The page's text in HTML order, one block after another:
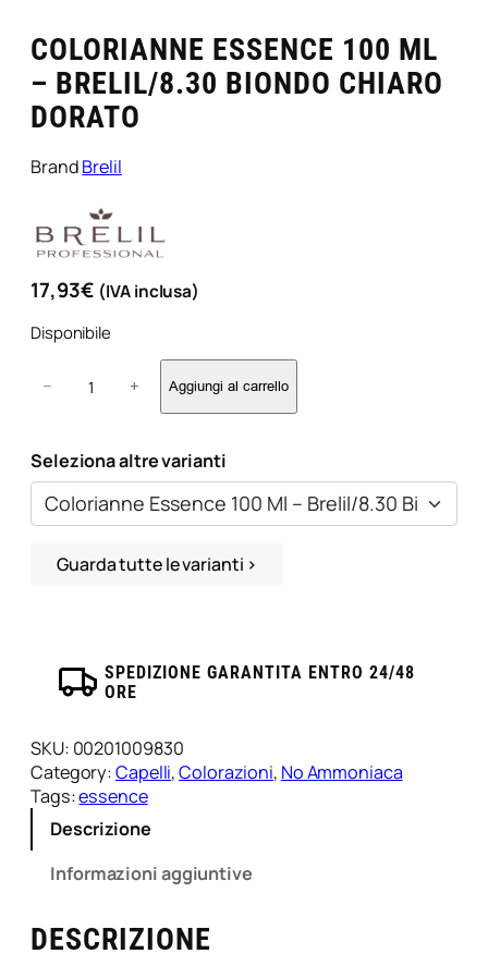
COLORIANNE ESSENCE 100 ML
– BRELIL/8.30 BIONDO CHIARO
DORATO
BrandBrelil
17,93€ (IVA inclusa)
Disponibile
r
i
e
1
0
M
r
− + Aggiungi al carrello
Seleziona altre varianti
Guarda tutte le varianti ›
SPEDIZIONE GARANTITA ENTRO 24/48
ORE
SKU: 00201009830
Category:Capelli, Colorazioni, No Ammoniaca
Tags:essence
Descrizione
Informazioni aggiuntive
DESCRIZIONE